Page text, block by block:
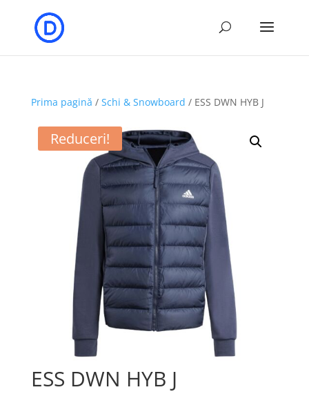
Prima pagină / Schi & Snowboard / ESS DWN HYB J
Reduceri!
ESS DWN HYB J